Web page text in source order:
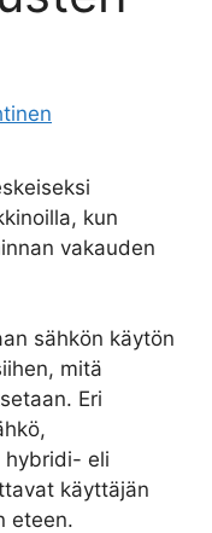
kun
vakauden
sähkön käytön
mitä
Eri
hybridi- eli
käyttäjän
eteen.